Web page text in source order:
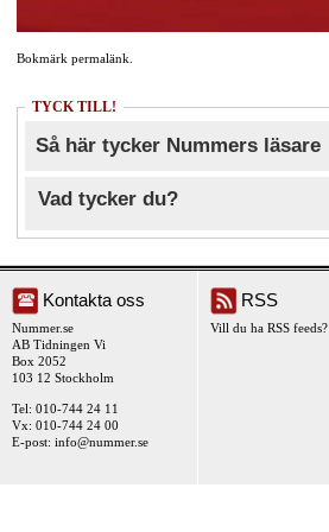
Bokmärk permalänk.
TYCK TILL!
Så här tycker Nummers läsare
Vad tycker du?
Kontakta oss
Nummer.se
AB Tidningen Vi
Box 2052
103 12 Stockholm
Tel: 010-744 24 11
Vx: 010-744 24 00
E-post: info@nummer.se
RSS
Vill du ha RSS feeds?